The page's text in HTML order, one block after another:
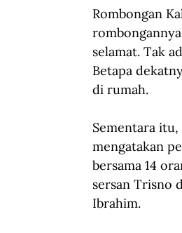
Rombongan
selamat. Tak
Betapa
di rumah.
Sementara
mengatakan
bersama 14
sersan Trisno
Ibrahim.